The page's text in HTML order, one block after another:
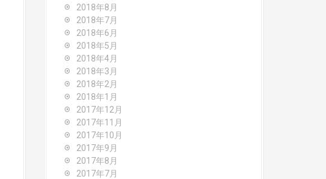
2018年8月
2018年7月
2018年6月
2018年5月
2018年4月
2018年3月
2018年2月
2018年1月
2017年12月
2017年11月
2017年10月
2017年9月
2017年8月
2017年7月